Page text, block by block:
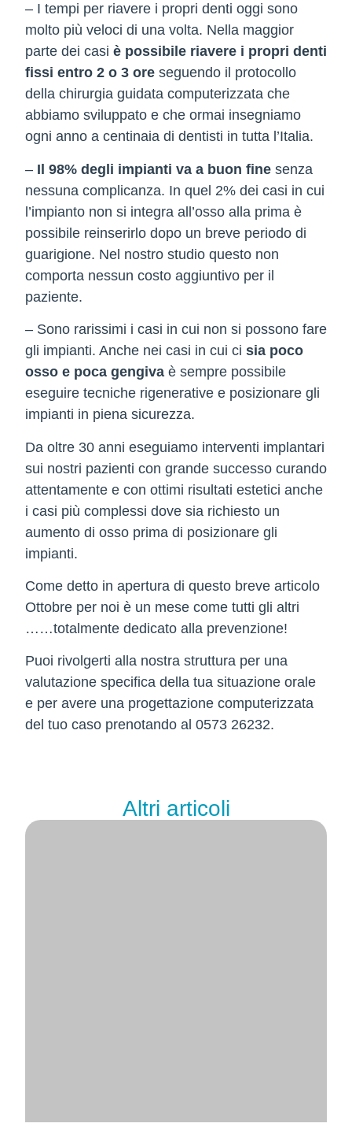
– I tempi per riavere i propri denti oggi sono
molto più veloci di una volta. Nella maggior
parte dei casi è possibile riavere i propri denti
fissi entro 2 o 3 ore seguendo il protocollo
della chirurgia guidata computerizzata che
abbiamo sviluppato e che ormai insegniamo
ogni anno a centinaia di dentisti in tutta l’Italia.
– Il 98% degli impianti va a buon fine senza
nessuna complicanza. In quel 2% dei casi in cui
l’impianto non si integra all’osso alla prima è
possibile reinserirlo dopo un breve periodo di
guarigione. Nel nostro studio questo non
comporta nessun costo aggiuntivo per il
paziente.
– Sono rarissimi i casi in cui non si possono fare
gli impianti. Anche nei casi in cui ci sia poco
osso e poca gengiva è sempre possibile
eseguire tecniche rigenerative e posizionare gli
impianti in piena sicurezza.
Da oltre 30 anni eseguiamo interventi implantari
sui nostri pazienti con grande successo curando
attentamente e con ottimi risultati estetici anche
i casi più complessi dove sia richiesto un
aumento di osso prima di posizionare gli
impianti.
Come detto in apertura di questo breve articolo
Ottobre per noi è un mese come tutti gli altri
……totalmente dedicato alla prevenzione!
Puoi rivolgerti alla nostra struttura per una
valutazione specifica della tua situazione orale
e per avere una progettazione computerizzata
del tuo caso prenotando al 0573 26232.
Altri articoli